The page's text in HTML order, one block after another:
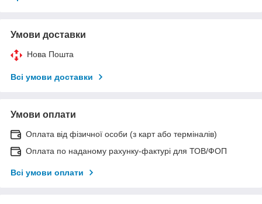
Умови доставки
Нова Пошта
Всі умови доставки
Умови оплати
Оплата від фізичної особи (з карт або терміналів)
Оплата по наданому рахунку-фактурі для ТОВ/ФОП
Всі умови оплати